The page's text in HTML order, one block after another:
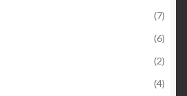
(7)
(6)
(2)
(4)